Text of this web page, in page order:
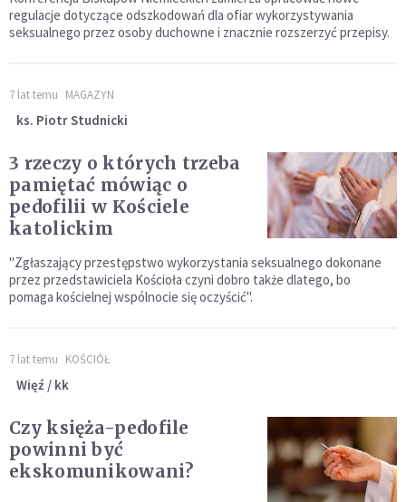
regulacje dotyczące odszkodowań dla ofiar wykorzystywania
seksualnego przez osoby duchowne i znacznie rozszerzyć przepisy.
7 lat temu MAGAZYN
ks. Piotr Studnicki
3 rzeczy o których trzeba
pamiętać mówiąc o
pedofilii w Kościele
katolickim
"Zgłaszający przestępstwo wykorzystania seksualnego dokonane
przez przedstawiciela Kościoła czyni dobro także dlatego, bo
pomaga kościelnej wspólnocie się oczyścić".
7 lat temu KOŚCIÓŁ
Więź / kk
Czy księża-pedofile
powinni być
ekskomunikowani?